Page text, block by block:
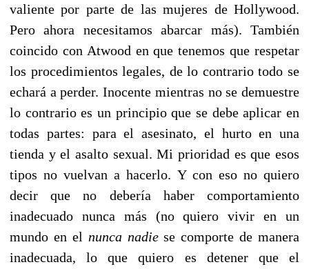
valiente por parte de las mujeres de Hollywood.
Pero ahora necesitamos abarcar más). También
coincido con Atwood en que tenemos que respetar
los procedimientos legales, de lo contrario todo se
echará a perder. Inocente mientras no se demuestre
lo contrario es un principio que se debe aplicar en
todas partes: para el asesinato, el hurto en una
tienda y el asalto sexual. Mi prioridad es que esos
tipos no vuelvan a hacerlo. Y con eso no quiero
decir que no debería haber comportamiento
inadecuado nunca más (no quiero vivir en un
mundo en el nunca nadiese comporte de manera
inadecuada, lo que quiero es detener que el